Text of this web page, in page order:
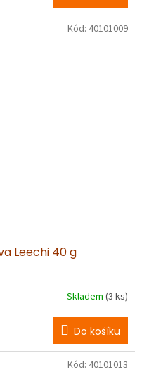
Leechi 40 g
Skladem (3 ks)
Do košíku
Kód: 40101009
Kód: 40101013